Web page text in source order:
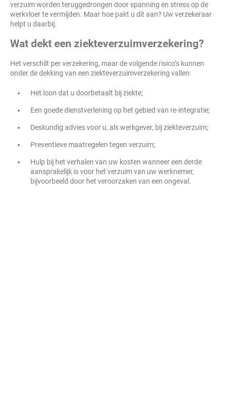
verzuim worden teruggedrongen door spanning en stress op de
werkvloer te vermijden. Maar hoe pakt u dit aan? Uw verzekeraar
helpt u daarbij.
Wat dekt een ziekteverzuimverzekering?
Het verschilt per verzekering, maar de volgende risico’s kunnen
onder de dekking van een ziekteverzuimverzekering vallen:
Het loon dat u doorbetaalt bij ziekte;
Een goede dienstverlening op het gebied van re-integratie;
Deskundig advies voor u, als werkgever, bij ziekteverzuim;
Preventieve maatregelen tegen verzuim;
Hulp bij het verhalen van uw kosten wanneer een derde
aansprakelijk is voor het verzuim van uw werknemer,
bijvoorbeeld door het veroorzaken van een ongeval.